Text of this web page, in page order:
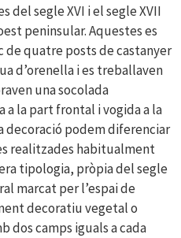
del segle XVI i el segle XVII
peninsular. Aquestes es
de quatre posts de castanyer
d’orenella i es treballaven
una socolada
la part frontal i vogida a la
decoració podem diferenciar
realitzades habitualment
tipologia, pròpia del segle
marcat per l’espai de
decoratiu vegetal o
dos camps iguals a cada